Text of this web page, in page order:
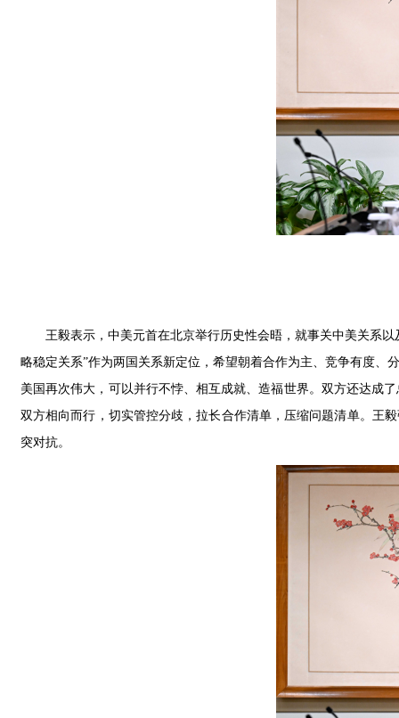
王毅表示，中美元首在北京举行历史性会晤，就事关中美关系
略稳定关系”作为两国关系新定位，希望朝着合作为主、竞争有度
美国再次伟大，可以并行不悖、相互成就、造福世界。双方还达成
双方相向而行，切实管控分歧，拉长合作清单，压缩问题清单。王
突对抗。